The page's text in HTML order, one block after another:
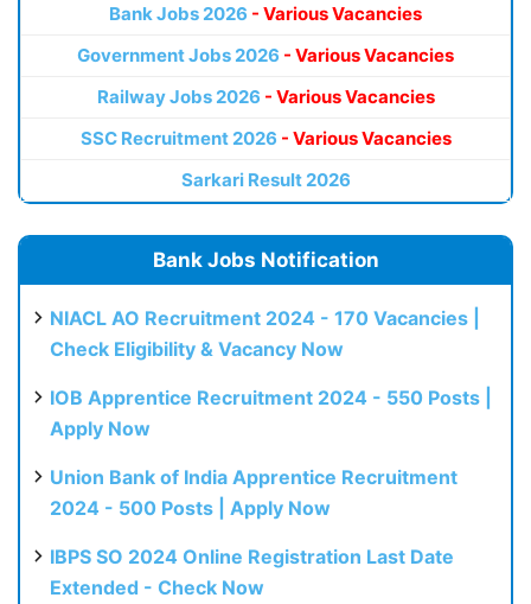
Bank Jobs 2026 - Various Vacancies
Government Jobs 2026 - Various Vacancies
Railway Jobs 2026 - Various Vacancies
SSC Recruitment 2026 - Various Vacancies
Sarkari Result 2026
Bank Jobs Notification
NIACL AO Recruitment 2024 - 170 Vacancies |
Check Eligibility & Vacancy Now
IOB Apprentice Recruitment 2024 - 550 Posts |
Apply Now
Union Bank of India Apprentice Recruitment
2024 - 500 Posts | Apply Now
IBPS SO 2024 Online Registration Last Date
Extended - Check Now